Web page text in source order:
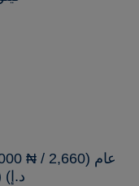
1,000,000
د.إ)